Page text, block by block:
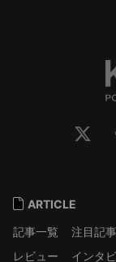
ARTICLE
記事一覧
注目記事
レビュー
インタ